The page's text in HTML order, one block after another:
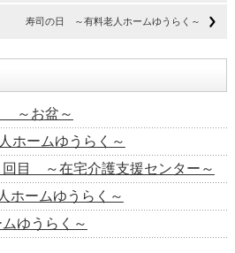
寿司の日 ～有料老人ホームゆうらく～
～お盆～
ホームゆうらく～
目 ～在宅介護支援センター～
ホームゆうらく～
ゆうらく～